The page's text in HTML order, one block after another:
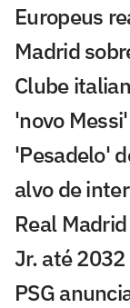
Europeus
Madrid
Clube
'novo
'Pesadelo'
alvo de
Real
Jr. até 2032
PSG